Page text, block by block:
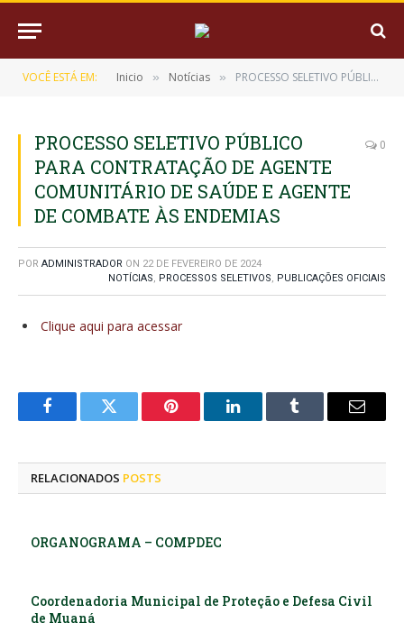
VOCÊ ESTÁ EM: Inicio » Notícias » PROCESSO SELETIVO PÚBLICO PARA CONTRATAÇÃO DE AGENTE COMUNITÁRIO DE SAÚDE E AGENTE DE COMBATE ÀS ENDEMIAS
PROCESSO SELETIVO PÚBLICO
PARA CONTRATAÇÃO DE AGENTE
COMUNITÁRIO DE SAÚDE E AGENTE
DE COMBATE ÀS ENDEMIAS
0
POR ADMINISTRADOR ON 22 DE FEVEREIRO DE 2024
NOTÍCIAS, PROCESSOS SELETIVOS, PUBLICAÇÕES OFICIAIS
Clique aqui para acessar
FacebookTwitter Pinterest LinkedInTumblr
E-
RELACIONADOS POSTS
ORGANOGRAMA – COMPDEC
Coordenadoria Municipal de Proteção e Defesa Civil
de Muaná